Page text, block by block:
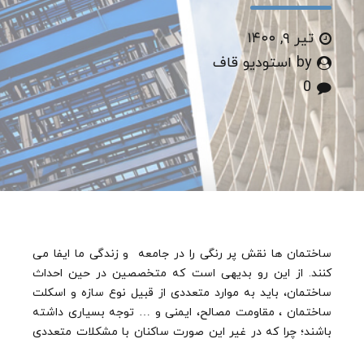
تیر ۹, ۱۴۰۰
by استودیو قاف
0
ساختمان ها نقش پر رنگی را در جامعه و زندگی ما ایفا می
کنند. از این رو بدیهی است که متخصصین در حین احداث
ساختمان، باید به موارد متعددی از قبیل نوع سازه و اسکلت
ساختمان ، مقاومت مصالح، ایمنی و … توجه بسیاری داشته
باشند؛ چرا که در غیر این صورت ساکنان با مشکلات متعددی